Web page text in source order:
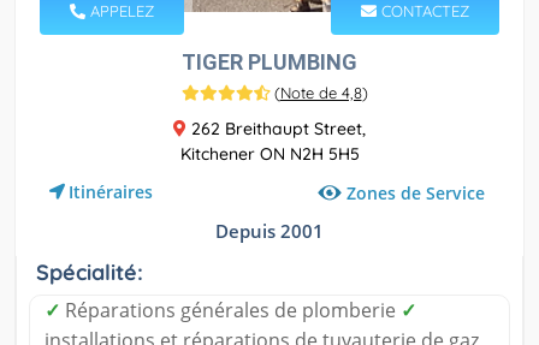
APPELEZ CONTACTEZ
TIGER PLUMBING
(Note de 4,8)
262 Breithaupt Street,
Kitchener ON N2H 5H5
Itinéraires Zones de Service
Depuis 2001
Spécialité:
✓ Réparations générales de plomberie ✓